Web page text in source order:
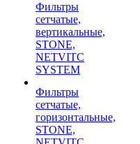
Фильтры
сетчатые,
вертикальные,
STONE,
NETVITC
SYSTEM
Фильтры
сетчатые,
горизонтальные,
STONE,